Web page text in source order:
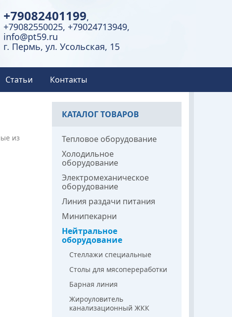
+79082401199,
+79082550025, +79024713949,
info@pt59.ru
г. Пермь, ул. Усольская, 15
Статьи Контакты
из
КАТАЛОГ ТОВАРОВ
Тепловое оборудование
Холодильное
оборудование
Электромеханическое
оборудование
Линия раздачи питания
Минипекарни
Нейтральное
оборудование
Стеллажи специальные
Столы для мясопереработки
Барная линия
Жироуловитель
канализационный ЖКК